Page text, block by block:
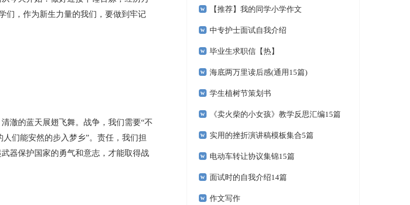
们，作为新生力量的我们，要做到牢记
澈的蓝天展翅飞舞。战争，我们需要“不
们能安然的步入梦乡”。责任，我们担
器保护国家的勇气和意志，才能取得战
【推荐】我的同学小学作文
中专护士面试自我介绍
毕业生求职信【热】
海底两万里读后感(通用15篇)
学生植树节策划书
《卖火柴的小女孩》教学反思汇编15篇
实用的挫折演讲稿模板集合5篇
电动车转让协议集锦15篇
面试时的自我介绍14篇
作文写作